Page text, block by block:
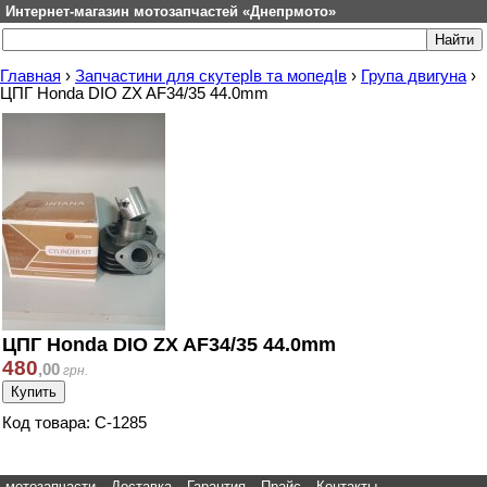
Интернет-магазин мотозапчастей «Днепрмото»
Главная › Запчастини для скутерІв та мопедІв › Група двигуна ›
ЦПГ Honda DIO ZX AF34/35 44.0mm
ЦПГ Honda DIO ZX AF34/35 44.0mm
480,00 грн.
Код товара: C-1285